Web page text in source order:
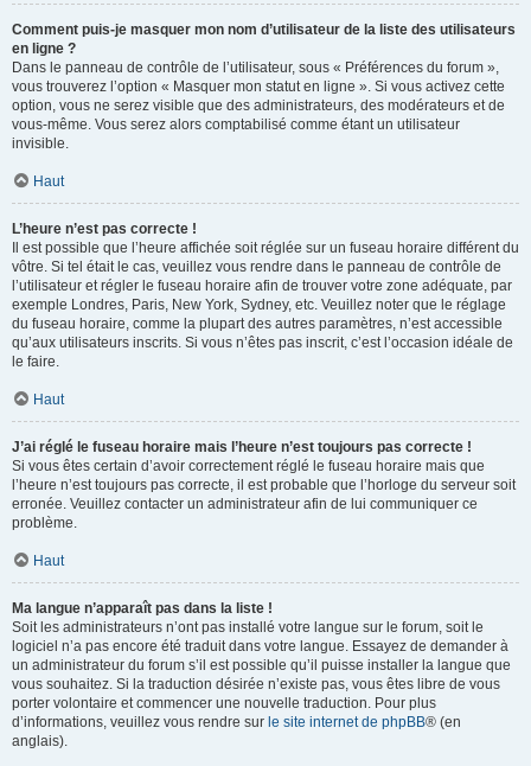
Comment puis-je masquer mon nom d’utilisateur de la liste des utilisateurs
en ligne ?
Dans le panneau de contrôle de l’utilisateur, sous « Préférences du forum »,
vous trouverez l’option « Masquer mon statut en ligne ». Si vous activez cette
option, vous ne serez visible que des administrateurs, des modérateurs et de
vous-même. Vous serez alors comptabilisé comme étant un utilisateur
invisible.
Haut
L’heure n’est pas correcte !
Il est possible que l’heure affichée soit réglée sur un fuseau horaire différent du
vôtre. Si tel était le cas, veuillez vous rendre dans le panneau de contrôle de
l’utilisateur et régler le fuseau horaire afin de trouver votre zone adéquate, par
exemple Londres, Paris, New York, Sydney, etc. Veuillez noter que le réglage
du fuseau horaire, comme la plupart des autres paramètres, n’est accessible
qu’aux utilisateurs inscrits. Si vous n’êtes pas inscrit, c’est l’occasion idéale de
le faire.
Haut
J’ai réglé le fuseau horaire mais l’heure n’est toujours pas correcte !
Si vous êtes certain d’avoir correctement réglé le fuseau horaire mais que
l’heure n’est toujours pas correcte, il est probable que l’horloge du serveur soit
erronée. Veuillez contacter un administrateur afin de lui communiquer ce
problème.
Haut
Ma langue n’apparaît pas dans la liste !
Soit les administrateurs n’ont pas installé votre langue sur le forum, soit le
logiciel n’a pas encore été traduit dans votre langue. Essayez de demander à
un administrateur du forum s’il est possible qu’il puisse installer la langue que
vous souhaitez. Si la traduction désirée n’existe pas, vous êtes libre de vous
porter volontaire et commencer une nouvelle traduction. Pour plus
d’informations, veuillez vous rendre sur le site internet de phpBB® (en
anglais).